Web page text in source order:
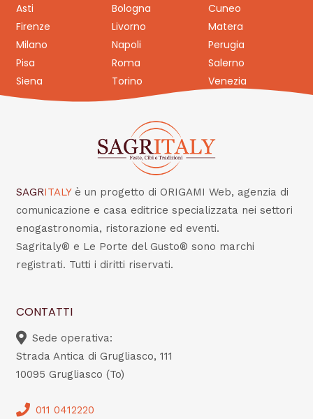
Asti Bologna
Cuneo
Firenze
Livorno
Matera
Milano
Napoli
Perugia
Pisa
Roma
Salerno
Siena
Torino Venezia
SAGRITALY è un progetto di ORIGAMI Web, agenzia di
comunicazione e casa editrice specializzata nei settori
enogastronomia, ristorazione ed eventi.
Sagritaly® e Le Porte del Gusto® sono marchi
registrati. Tutti i diritti riservati.
CONTATTI
Sede operativa:
Strada Antica di Grugliasco, 111
10095 Grugliasco (To)
011 0412220